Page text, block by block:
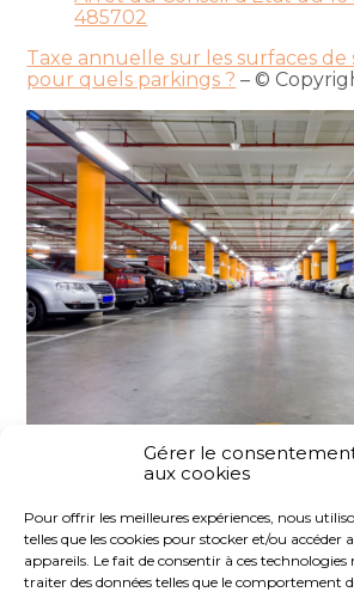
Gérer le
aux cookies
Pour offrir les meilleures expériences, nous
telles que les cookies pour stocker et/ou accéder
appareils. Le fait de consentir à ces
traiter des données telles que le comportement
485702
Taxe annuelle sur les surfaces
pour quels parkings ? – ©
FaceBook
TwitterLinkedIn